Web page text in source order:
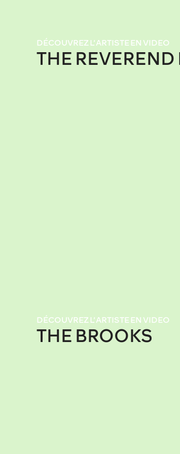
DÉCOUVREZ L’ARTISTE EN VIDEO
THE
DÉCOUVREZ L’ARTISTE EN VIDEO
THE BROOKS